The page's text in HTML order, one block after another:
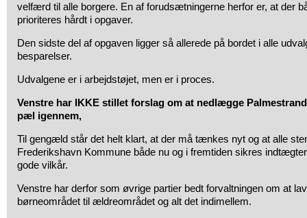
velfærd til alle borgere. En af forudsætningerne herfor er, at der
prioriteres hårdt i opgaver.
Den sidste del af opgaven ligger så allerede på bordet i alle
besparelser.
Udvalgene er i arbejdstøjet, men er i proces.
Venstre har IKKE stillet forslag om at nedlægge
pæl igennem,
Til gengæld står det helt klart, at der må tænkes nyt og at alle
Frederikshavn Kommune både nu og i fremtiden sikres
gode vilkår.
Venstre har derfor som øvrige partier bedt forvaltningen om at
børneområdet til ældreområdet og alt det indimellem.